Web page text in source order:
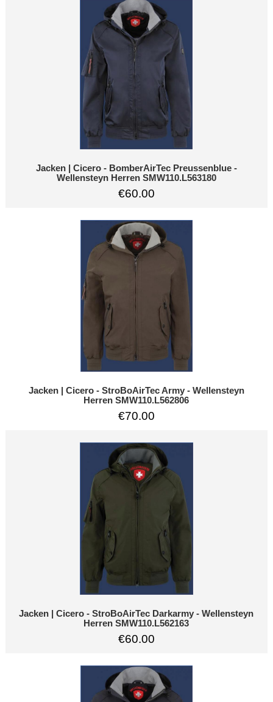
Jacken | Cicero - BomberAirTec Preussenblue -
Wellensteyn Herren SMW110.L563180
€60.00
Jacken | Cicero - StroBoAirTec Army - Wellensteyn
Herren SMW110.L562806
€70.00
Jacken | Cicero - StroBoAirTec Darkarmy - Wellensteyn
Herren SMW110.L562163
€60.00